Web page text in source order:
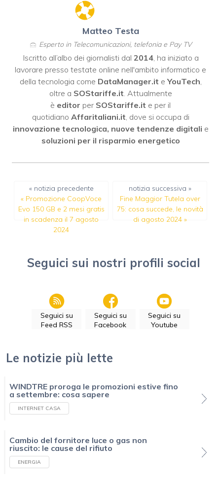
Matteo Testa
Esperto in Telecomunicazioni, telefonia e Pay TV
Iscritto all’albo dei giornalisti dal 2014, ha iniziato a
lavorare presso testate online nell'ambito informatico e
della tecnologia come DataManager.it eYouTech,
oltre a SOStariffe.it. Attualmente
è editor per SOStariffe.it e per il
quotidiano Affaritaliani.it, dove si occupa di
innovazione tecnologica, nuove tendenze digitali e
soluzioni per il risparmio energetico
« notizia precedente
« Promozione CoopVoce
Evo 150 GB e 2 mesi gratis
in scadenza il 7 agosto
2024
notizia successiva »
Fine Maggior Tutela over
75: cosa succede, le novità
di agosto 2024»
Seguici sui nostri profili social
Seguici su
Feed RSS
Seguici su
Facebook
Seguici su
Youtube
Le notizie più lette
WINDTRE proroga le promozioni estive fino
a settembre: cosa sapere
INTERNET CASA
Cambio del fornitore luce o gas non
riuscito: le cause del rifiuto
ENERGIA